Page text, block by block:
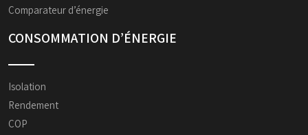
Comparateur d’énergie
CONSOMMATION D’ÉNERGIE
Isolation
Rendement
COP